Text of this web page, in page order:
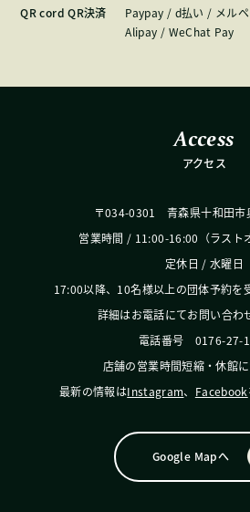
QR cord QR決済
Paypay / d払い / メル
Alipay / WeChat Pay
Access
アクセス
〒034-0301 青森県十和田市
営業時間 / 11:00-16:00（ラスト
定休日 / 水曜日
17:00以降、10名様以上の団体予約を
詳細はお電話にてお問い合わ
電話番号 0176-27-
店舗の営業時間短縮・休館
最新の情報はInstagram、 Facebook
Google Mapへ